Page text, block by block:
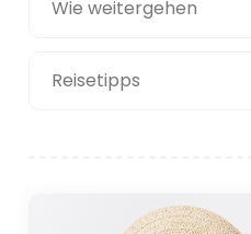
Wie weitergehen
Reisetipps